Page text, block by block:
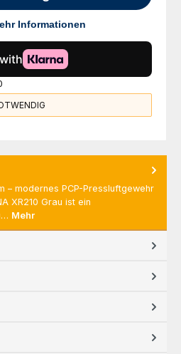
– modernes PCP-Pressluftgewehr
XR210 Grau ist ein
Mehr